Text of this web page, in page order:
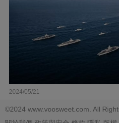
2024/05/21
©2024 www.voosweet.com. All